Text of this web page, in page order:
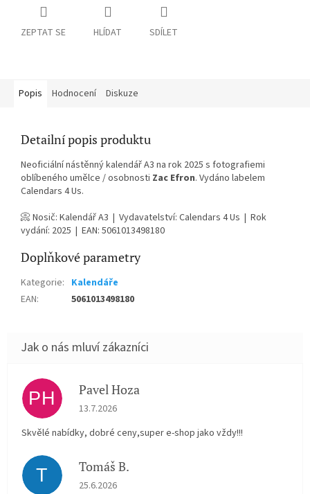
ZEPTAT SE HLÍDAT SDÍLET
Popis Hodnocení Diskuze
Detailní popis produktu
Neoficiální nástěnný kalendář A3 na rok 2025 s fotografiemi
oblíbeného umělce / osobnosti Zac Efron. Vydáno labelem
Calendars 4 Us.
📀 Nosič: Kalendář A3 | Vydavatelství: Calendars 4 Us | Rok
vydání: 2025 | EAN: 5061013498180
Doplňkové parametry
Kategorie: Kalendáře
EAN: 5061013498180
PH Pavel Hoza
Hodnocení obchodu je 5 z 5 hvězdiček.
13.7.2026
Skvělé nabídky, dobré ceny,super e-shop jako vždy!!!
T Tomáš B.
Hodnocení obchodu je 5 z 5 hvězdiček.
25.6.2026